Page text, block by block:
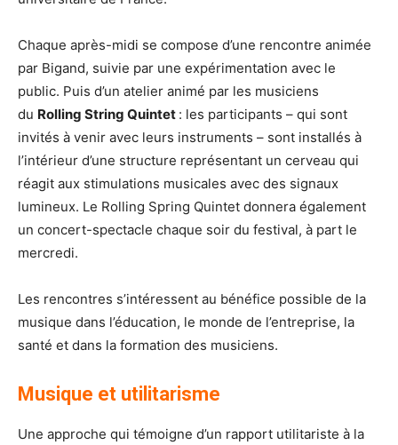
Chaque après-midi se compose d’une rencontre animée
par Bigand, suivie par une expérimentation avec le
public. Puis d’un atelier animé par les musiciens
du Rolling String Quintet : les participants – qui sont
invités à venir avec leurs instruments – sont installés à
l’intérieur d’une structure représentant un cerveau qui
réagit aux stimulations musicales avec des signaux
lumineux. Le Rolling Spring Quintet donnera également
un concert-spectacle chaque soir du festival, à part le
mercredi.
Les rencontres s’intéressent au bénéfice possible de la
musique dans l’éducation, le monde de l’entreprise, la
santé et dans la formation des musiciens.
Musique et utilitarisme
Une approche qui témoigne d’un rapport utilitariste à la